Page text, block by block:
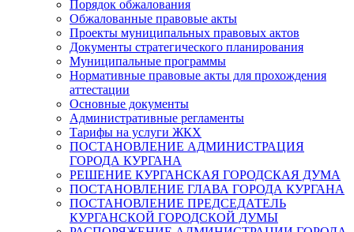
Порядок обжалования
Обжалованные правовые акты
Проекты муниципальных правовых актов
Документы стратегического планирования
Муниципальные программы
Нормативные правовые акты для прохождения
аттестации
Основные документы
Административные регламенты
Тарифы на услуги ЖКХ
ПОСТАНОВЛЕНИЕ АДМИНИСТРАЦИЯ
ГОРОДА КУРГАНА
РЕШЕНИЕ КУРГАНСКАЯ ГОРОДСКАЯ ДУМА
ПОСТАНОВЛЕНИЕ ГЛАВА ГОРОДА КУРГАНА
ПОСТАНОВЛЕНИЕ ПРЕДСЕДАТЕЛЬ
КУРГАНСКОЙ ГОРОДСКОЙ ДУМЫ